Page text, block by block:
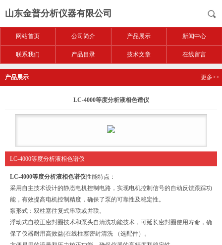
山东金普分析仪器有限公司
网站首页 公司简介 产品展示 新闻中心
联系我们 产品目录 技术文章 在线留言
产品展示 更多>>
LC-4000等度分析液相色谱仪
LC-4000等度分析液相色谱仪
LC-4000等度分析液相色谱仪性能特点：
采用自主技术设计的静态电机控制电路，实现电机控制信号的自动反馈跟踪功
能，有效提高电机控制精度，确保了泵的可靠性及稳定性。
泵形式：双柱塞往复式串联或并联。
浮动式自校正密封圈技术和泵头自清洗功能技术，可延长密封圈使用寿命，确
保了仪器耐用高效益(在线柱塞密封清洗 （选配件）。